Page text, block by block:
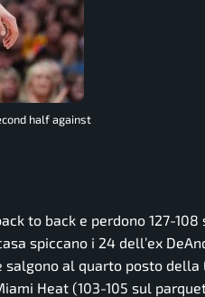
half against
to back e perdono 127-108
spiccano i 24 dell’ex
al quarto posto della
Heat (103-105 sul